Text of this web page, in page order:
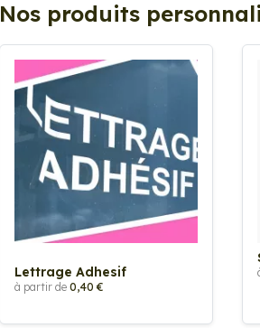
Nos produits
Lettrage Adhesif
à partir de 0,40 €